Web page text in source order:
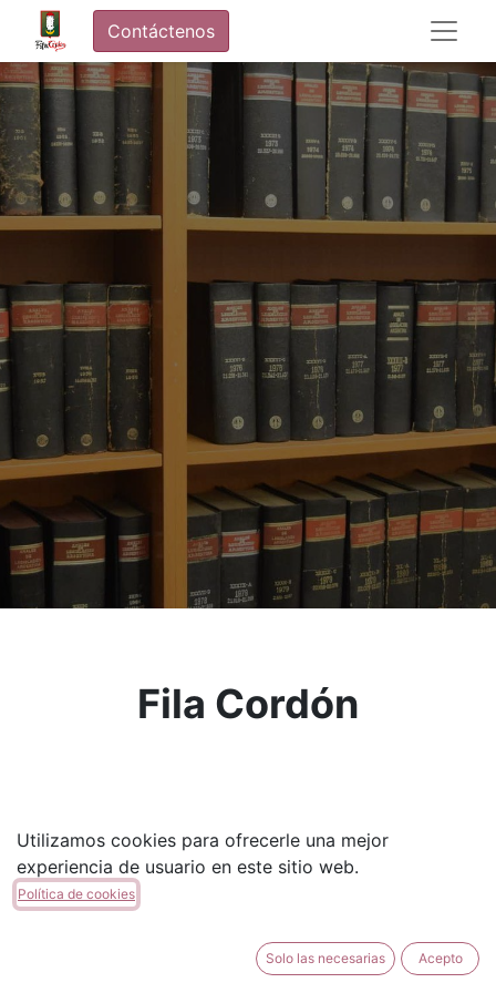
Contáctenos
Fila Cordón
Utilizamos cookies para ofrecerle una mejor
experiencia de usuario en este sitio web.
Política de cookies
Solo las necesarias Acepto